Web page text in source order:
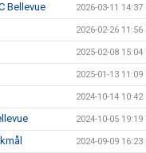
Bellevue 2026-03-11 14:37
2026-02-26 11:56
2025-02-08 15:04
2025-01-13 11:09
2024-10-14 10:42
2024-10-05 19:19
2024-09-09 16:23